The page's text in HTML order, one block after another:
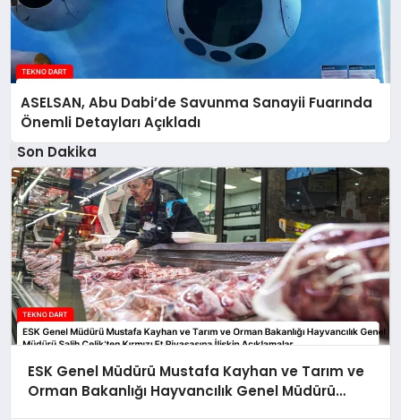
ASELSAN, Abu Dabi’de Savunma Sanayii Fuarında
Önemli Detayları Açıkladı
Son Dakika
ESK Genel Müdürü Mustafa Kayhan ve Tarım ve
Orman Bakanlığı Hayvancılık Genel Müdürü